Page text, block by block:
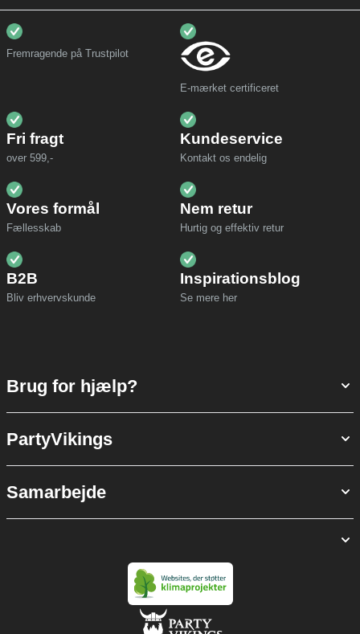
Fremragende på Trustpilot
E-mærket certificeret
Fri fragt
over 599,-
Kundeservice
Kontakt os endelig
Vores formål
Fællesskab
Nem retur
Hurtig og effektiv retur
B2B
Bliv erhvervskunde
Inspirationsblog
Se mere her
Brug for hjælp?
PartyVikings
Samarbejde